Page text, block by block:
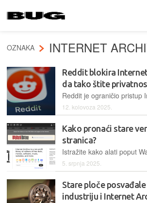
OZNAKA INTERNET
Reddit blokira
da tako štite
12. kolovoza 2025.
Kako pronaći stare
stranica?
5. srpnja 2025.
Stare ploče
industriju i Internet